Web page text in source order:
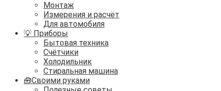
Монтаж
Измерения и расчёт
Для автомобиля
💡 Приборы
Бытовая техника
Счётчики
Холодильник
Стиральная машина
🧰Своими руками